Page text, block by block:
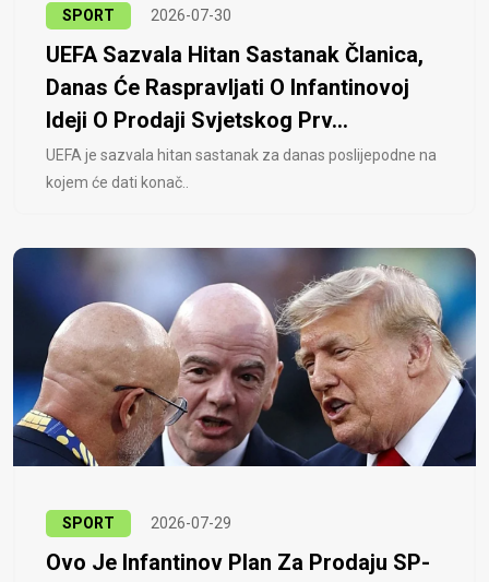
SPORT 2026-07-30
UEFA Sazvala Hitan Sastanak Članica,
Danas Će Raspravljati O Infantinovoj
Ideji O Prodaji Svjetskog Prv...
UEFA je sazvala hitan sastanak za danas poslijepodne na
kojem će dati konač..
SPORT 2026-07-29
Ovo Je Infantinov Plan Za Prodaju SP-